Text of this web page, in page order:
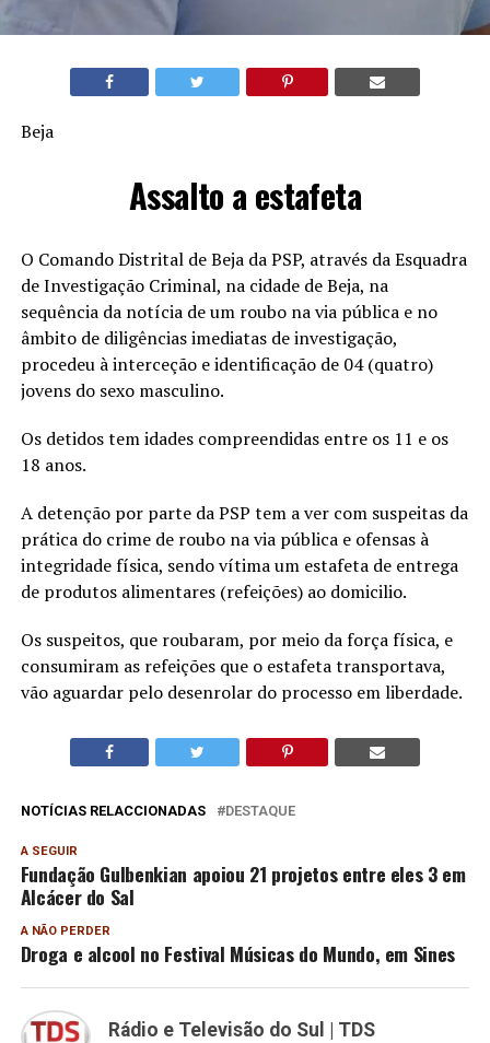
Beja
Assalto a estafeta
O Comando Distrital de Beja da PSP, através da Esquadra
de Investigação Criminal, na cidade de Beja, na
sequência da notícia de um roubo na via pública e no
âmbito de diligências imediatas de investigação,
procedeu à interceção e identificação de 04 (quatro)
jovens do sexo masculino.
Os detidos tem idades compreendidas entre os 11 e os
18 anos.
A detenção por parte da PSP tem a ver com suspeitas da
prática do crime de roubo na via pública e ofensas à
integridade física, sendo vítima um estafeta de entrega
de produtos alimentares (refeições) ao domicilio.
Os suspeitos, que roubaram, por meio da força física, e
consumiram as refeições que o estafeta transportava,
vão aguardar pelo desenrolar do processo em liberdade.
NOTÍCIAS RELACCIONADAS DESTAQUE
A SEGUIR
Fundação Gulbenkian apoiou 21 projetos entre eles 3 em
Alcácer do Sal
A NÃO PERDER
Droga e alcool no Festival Músicas do Mundo, em Sines
Rádio e Televisão do Sul | TDS